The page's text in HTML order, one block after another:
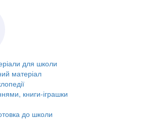
для школи
матеріал
книги-іграшки
до школи